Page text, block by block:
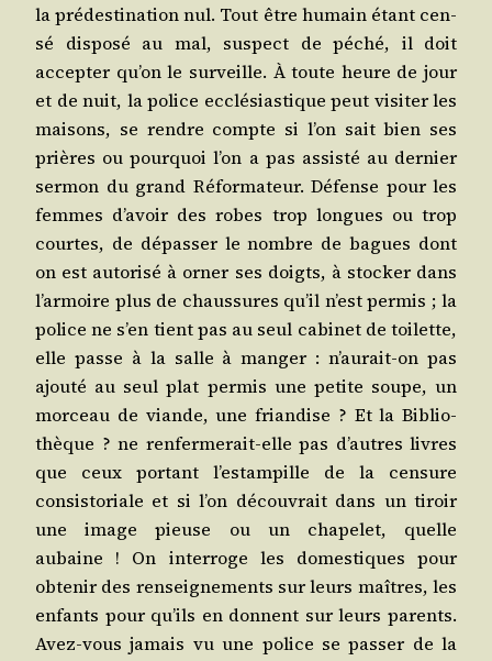
la pré­des­ti­na­tion nul. Tout être humain étant cen­
sé dis­po­sé au mal, sus­pect de péché, il doit
accep­ter qu’on le sur­veille. À toute heure de jour
et de nuit, la police ecclé­sias­tique peut visi­ter les
mai­sons, se rendre compte si l’on sait bien ses
prières ou pour­quoi l’on a pas assis­té au der­nier
ser­mon du grand Réfor­ma­teur. Défense pour les
femmes d’a­voir des robes trop longues ou trop
courtes, de dépas­ser le nombre de bagues dont
on est auto­ri­sé à orner ses doigts, à sto­cker dans
l’ar­moire plus de chaus­sures qu’il n’est per­mis ; la
police ne s’en tient pas au seul cabi­net de toi­lette,
elle passe à la salle à man­ger : n’au­rait-on pas
ajou­té au seul plat per­mis une petite soupe, un
mor­ceau de viande, une frian­dise ? Et la Biblio­
thèque ? ne ren­fer­me­rait-elle pas d’autres livres
que ceux por­tant l’es­tam­pille de la cen­sure
consis­to­riale et si l’on décou­vrait dans un tiroir
une image pieuse ou un cha­pe­let, quelle
aubaine ! On inter­roge les domes­tiques pour
obte­nir des ren­sei­gne­ments sur leurs maîtres, les
enfants pour qu’ils en donnent sur leurs parents.
Avez-vous jamais vu une police se pas­ser de la